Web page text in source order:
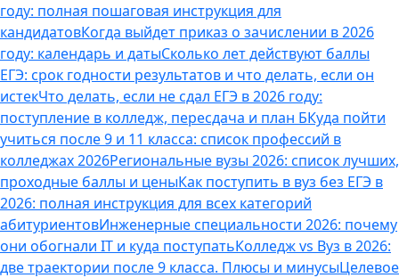
году: полная пошаговая инструкция для
кандидатовКогда выйдет приказ о зачислении в 2026
году: календарь и датыСколько лет действуют баллы
ЕГЭ: срок годности результатов и что делать, если он
истекЧто делать, если не сдал ЕГЭ в 2026 году:
поступление в колледж, пересдача и план БКуда пойти
учиться после 9 и 11 класса: список профессий в
колледжах 2026Региональные вузы 2026: список лучших,
проходные баллы и ценыКак поступить в вуз без ЕГЭ в
2026: полная инструкция для всех категорий
абитуриентовИнженерные специальности 2026: почему
они обогнали IT и куда поступатьКолледж vs Вуз в 2026:
две траектории после 9 класса. Плюсы и минусыЦелевое